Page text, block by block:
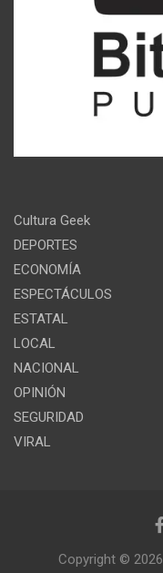
Cultura Geek
DEPORTES
ECONOMÍA
ESPECTÁCULOS
ESTATAL
LOCAL
NACIONAL
OPINIÓN
SEGURIDAD
VIRAL
Copyright © 2026